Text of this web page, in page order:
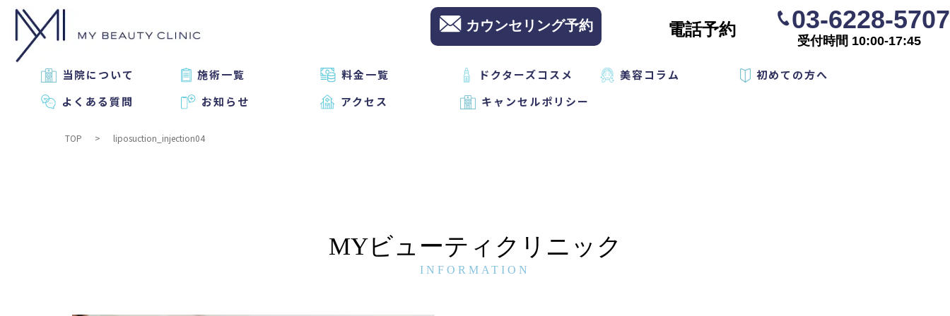
カウンセリング予約 電話予約 03-6228-5707
受付時間 10:00-17:45
当院について 施術一覧 料金一覧 ドクターズコスメ 美容コラム
初めての方へ
よくある質問
お知らせ アクセス キャンセルポリシー
TOP liposuction_injection04
MYビューティクリニック
INFORMATION